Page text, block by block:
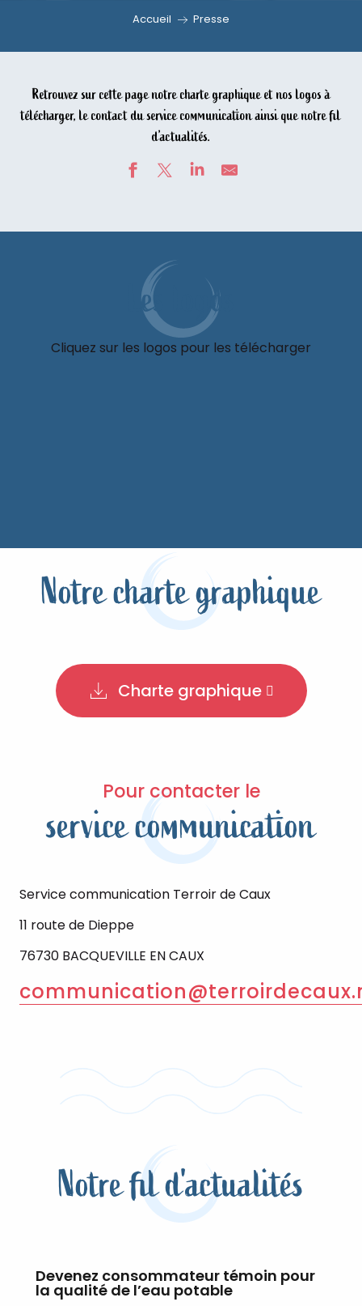
Accueil Presse
Retrouvez sur cette page notre charte graphique et nos logos à
télécharger, le contact du service communication ainsi que notre fil
d’actualités.
Les logos
Cliquez sur les logos pour les télécharger
Notre charte graphique
Charte graphique
Pour contacter le
service communication
Service communication Terroir de Caux
11 route de Dieppe
76730 BACQUEVILLE EN CAUX
Notre fil d'actualités
Devenez consommateur témoin pour
la qualité de l’eau potable